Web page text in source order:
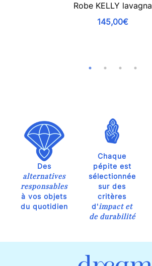
Robe KELLY lavagna
145,00€
Des
alternatives
responsables
à vos objets
du quotidien
Chaque
pépite est
sélectionnée
sur des
critères
d'impact et
de durabilité